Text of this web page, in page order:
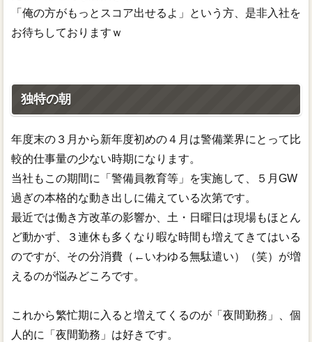
「俺の方がもっとスコア出せるよ」という方、是非入社を
お待ちしておりますｗ
独特の朝
年度末の３月から新年度初めの４月は警備業界にとって比
較的仕事量の少ない時期になります。
当社もこの期間に「警備員教育等」を実施して、５月GW
過ぎの本格的な動き出しに備えている次第です。
最近では働き方改革の影響か、土・日曜日は現場もほとん
ど動かず、３連休も多くなり暇な時間も増えてきてはいる
のですが、その分消費（←いわゆる無駄遣い）（笑）が増
えるのが悩みどころです。
これから繁忙期に入ると増えてくるのが「夜間勤務」、個
人的に「夜間勤務」は好きです。